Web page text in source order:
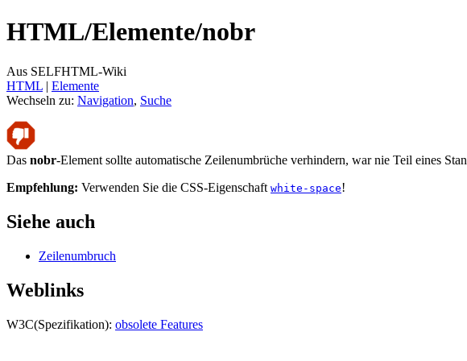
HTML/Elemente/nobr
Aus SELFHTML-Wiki
HTML ‎ | Elemente
Wechseln zu: Navigation, Suche
Das nobr-Element sollte automatische Zeilenumbrüche verhindern, war nie Teil eines
Empfehlung: Verwenden Sie die CSS-Eigenschaft white-space!
Siehe auch
Zeilenumbruch
Weblinks
W3C(Spezifikation): obsolete Features